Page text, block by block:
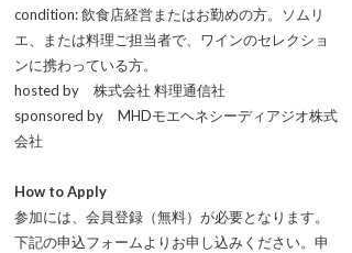
condition: 飲食店経営またはお勤めの方。ソムリ
エ、または料理ご担当者で、ワインのセレクショ
ンに携わっている方。
hosted by 株式会社 料理通信社
sponsored by MHDモエヘネシーディアジオ株式
会社
How to Apply
参加には、会員登録（無料）が必要となります。
下記の申込フォームよりお申し込みください。申